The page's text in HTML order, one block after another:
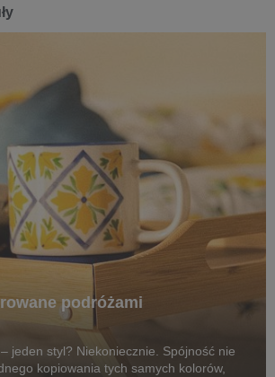
podróżami
jeden styl? Niekoniecznie. Spójność nie
kopiowania tych samych kolorów,